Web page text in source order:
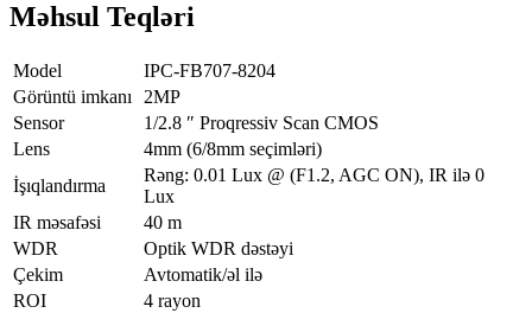
Məhsul Teqləri
Model
IPC-FB707-8204
Görüntü imkanı
2MP
Sensor
1/2.8 ″ Proqressiv Scan CMOS
Lens
4mm (6/8mm seçimləri)
İşıqlandırma
Rəng: 0.01 Lux @ (F1.2, AGC ON), IR ilə 0
Lux
IR məsafəsi
40 m
WDR
Optik WDR dəstəyi
Çekim
Avtomatik/əl ilə
ROI
4 rayon